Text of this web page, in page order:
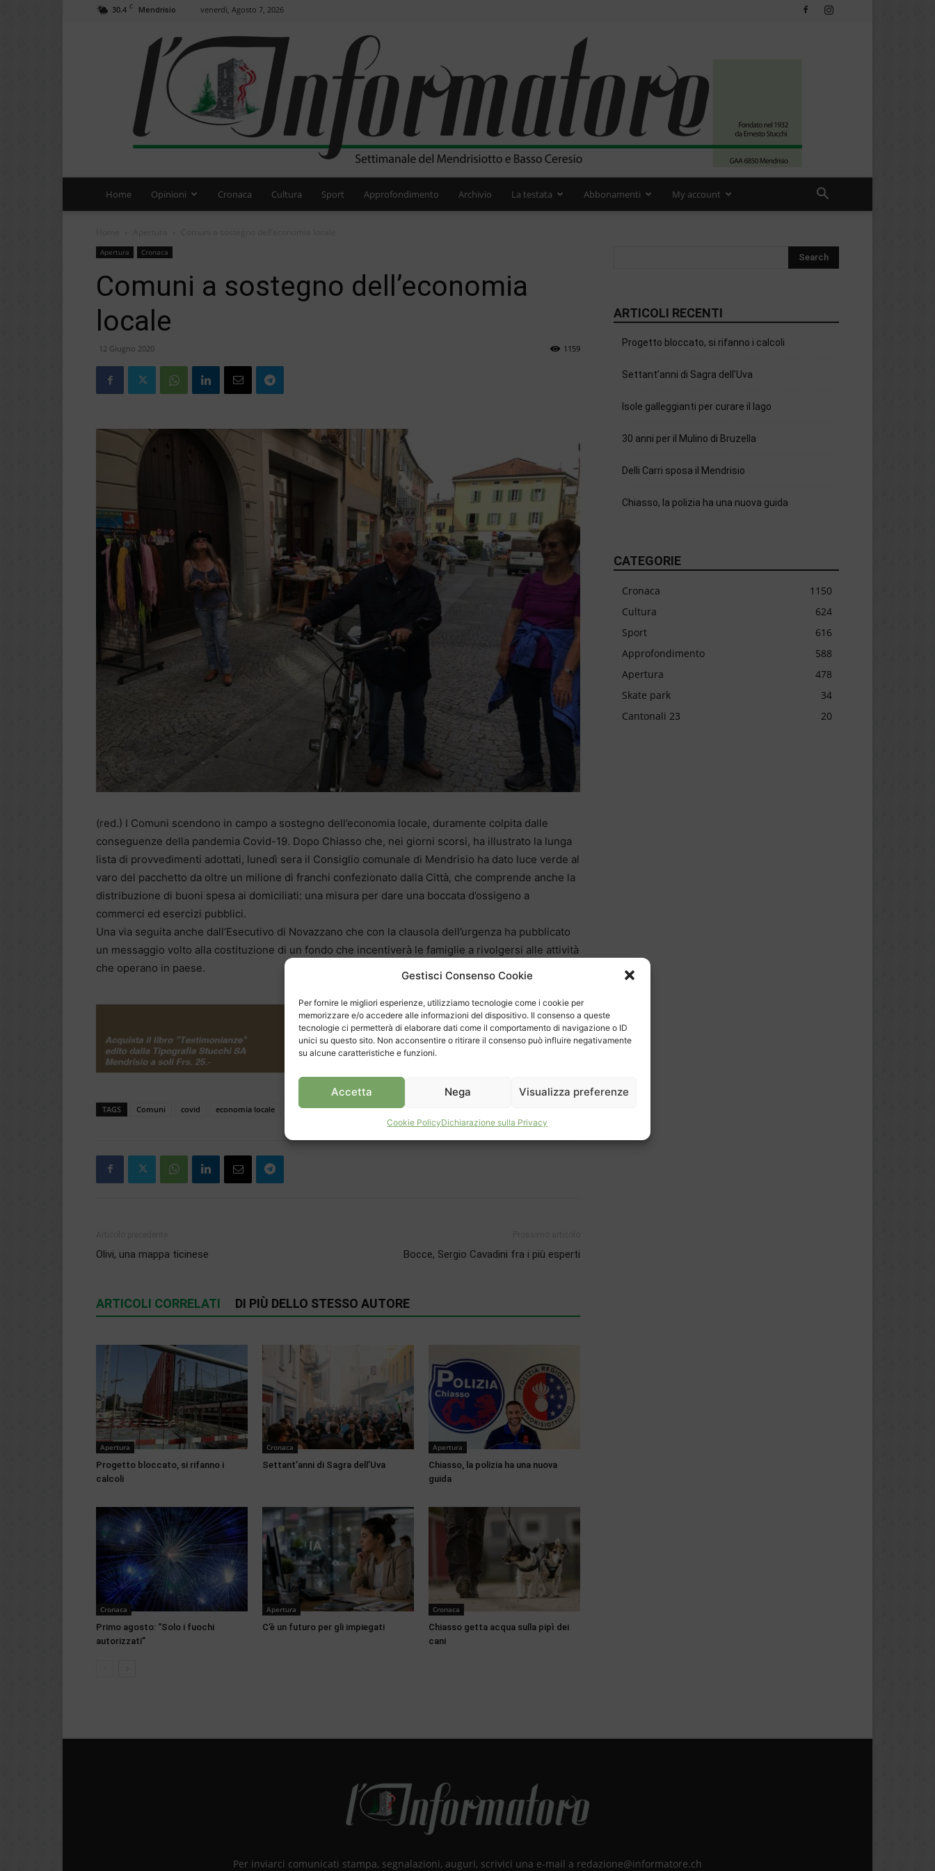
Gestisci Consenso Cookie
Per fornire le migliori esperienze, utilizziamo tecnologie come i cookie per
memorizzare e/o accedere alle informazioni del dispositivo. Il consenso a queste
tecnologie ci permetterà di elaborare dati come il comportamento di navigazione o ID
unici su questo sito. Non acconsentire o ritirare il consenso può influire negativamente
su alcune caratteristiche e funzioni.
Accetta Nega Visualizza preferenze
Cookie PolicyDichiarazione sulla Privacy
30.4 C Mendrisio venerdì, Agosto 7, 2026
Home Opinioni Cronaca Cultura Sport Approfondimento Archivio La testata Abbonamenti My account
Apertura Cronaca
Comuni a sostegno dell’economia
locale
12 Giugno 2020 1159
(red.) I Comuni scendono in campo a sostegno dell’economia locale, duramente colpita dalle
conseguenze della pandemia Covid-19. Dopo Chiasso che, nei giorni scorsi, ha illustrato la lunga
lista di provvedimenti adottati, lunedì sera il Consiglio comunale di Mendrisio ha dato luce verde al
varo del pacchetto da oltre un milione di franchi confezionato dalla Città, che comprende anche la
distribuzione di buoni spesa ai domiciliati: una misura per dare una boccata d’ossigeno a
commerci ed esercizi pubblici.
Una via seguita anche dall’Esecutivo di Novazzano che con la clausola dell’urgenza ha pubblicato
un messaggio volto alla costituzione di un fondo che incentiverà le famiglie a rivolgersi alle attività
che operano in paese.
TAGS Comuni covid economia locale
Olivi, una mappa ticinese Bocce, Sergio Cavadini fra i più esperti
ARTICOLI CORRELATI DI PIÙ DELLO STESSO AUTORE
Apertura
Progetto bloccato, si rifanno i
calcoli
Cronaca
Settant’anni di Sagra dell’Uva
Apertura
Chiasso, la polizia ha una nuova
guida
Cronaca
Primo agosto: “Solo i fuochi
autorizzati”
Apertura
C’è un futuro per gli impiegati
Cronaca
Chiasso getta acqua sulla pipì dei
cani
ARTICOLI RECENTI
Progetto bloccato, si rifanno i calcoli
Settant’anni di Sagra dell’Uva
Isole galleggianti per curare il lago
30 anni per il Mulino di Bruzella
Delli Carri sposa il Mendrisio
Chiasso, la polizia ha una nuova guida
CATEGORIE
Cronaca
1150
Cultura
624
Sport
616
Approfondimento
588
Apertura
478
Skate park
34
Cantonali 23
20
Per inviarci comunicati stampa, segnalazioni, auguri, scrivici una e-mail a redazione@informatore.ch